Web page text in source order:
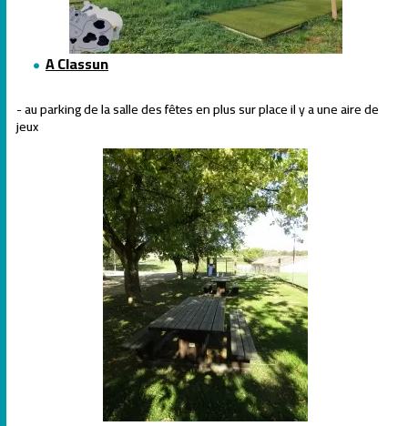
A Classun
- au parking de la salle des fêtes en plus sur place il y a une aire de
jeux